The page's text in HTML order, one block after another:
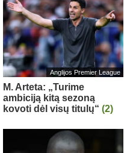
Anglijos Premier League
M. Arteta: „Turime
ambiciją kitą sezoną
kovoti dėl visų titulų“ (2)